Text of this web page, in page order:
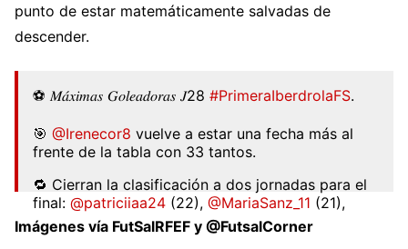
punto de estar matemáticamente salvadas de
descender.
⚽️ 𝑀𝑎́𝑥𝑖𝑚𝑎𝑠 𝐺𝑜𝑙𝑒𝑎𝑑𝑜𝑟𝑎𝑠 𝐽28 #PrimeraIberdrolaFS.
🎯 @Irenecor8 vuelve a estar una fecha más al
frente de la tabla con 33 tantos.
🔁 Cierran la clasificación a dos jornadas para el
final: @patriciiaa24 (22), @MariaSanz_11 (21),
@Vaneyvienen(20) y@africalc22…
pic.twitter.com/J49q8FQHzK
Imágenes vía FutSalRFEF y @FutsalCorner